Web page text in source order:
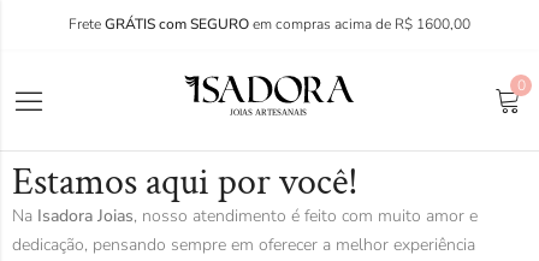
FreteGRÁTIS com SEGUROem compras acima de R$ 1600,00
0
Estamos aqui por você!
Na Isadora Joias, nosso atendimento é feito com muito amor e
dedicação, pensando sempre em oferecer a melhor experiência